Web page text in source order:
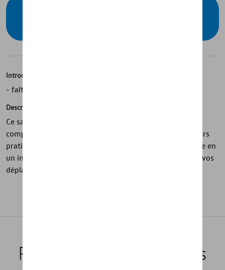
Introduction
- faltbarer Weekender
Description
Ce sac de voyage de la ID. Collection est pliable et ultra
compact, ce qui en fait un compagnon de voyage toujours
pratique à emporter. Léger et facile à ranger, il se déploie en
un instant pour offrir un espace supplémentaire lors de vos
déplacements.
Produits recommandés